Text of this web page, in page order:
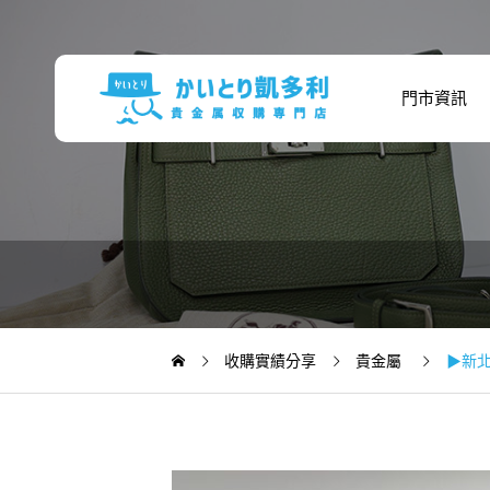
門市資訊
收購實績分享 貴金屬 ▶新